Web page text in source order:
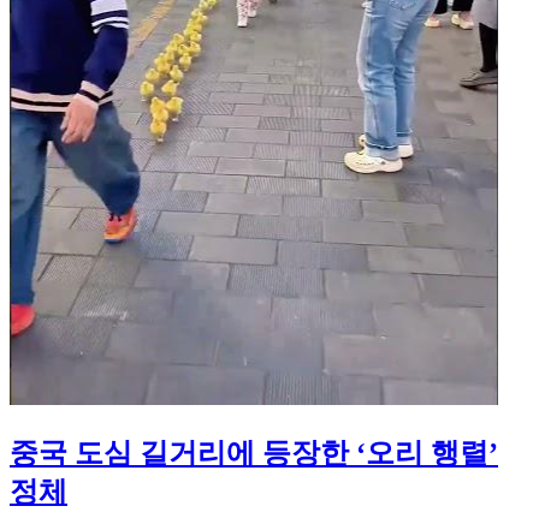
중국 도심 길거리에 등장한 ‘오리 행렬’
정체